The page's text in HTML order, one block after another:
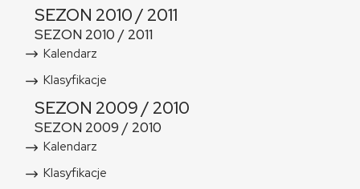
SEZON 2010 / 2011
SEZON 2010 / 2011
Kalendarz
Klasyfikacje
SEZON 2009 / 2010
SEZON 2009 / 2010
Kalendarz
Klasyfikacje